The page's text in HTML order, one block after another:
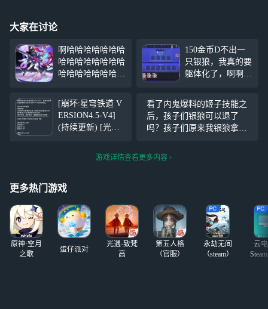
大家在讨论
啊哈哈哈哈哈哈哈
哈哈哈哈哈哈哈哈
哈哈哈哈哈哈哈哈
哈哈哈哈哈哈哈哈
哈哈哈哈哈哈哈哈
哈哈哈哈哈哈哈哈
哈哈哈哈哈哈哈哈
哈哈哈哈哈哈哈哈
哈哈哈哈哈哈哈哈
哈哈哈哈
150金币D不出一
只银狼，我真的要
躯体化了，啊啊
吊了，我烧死了，
我淹死了，我气死
了，我急死了，我
窒息了
[崩坏:星穹铁道 V
ERSION4.5-V4]
(持续更新) [光锥]
平线的终点(巡猎•
一一一一一一一一
新日志] 8月
看了内鬼爆料的姬子技能之
后，孩子们银狼可以退了
吗？孩子们原来我银狼拿的
人，2+1之人，没好活之人，
游戏详情查看更多内容
更多热门游戏
原神·空月
之歌
蛋仔派对
光遇-致梵
高
第五人格
（官服）
永劫无间
（steam）
云